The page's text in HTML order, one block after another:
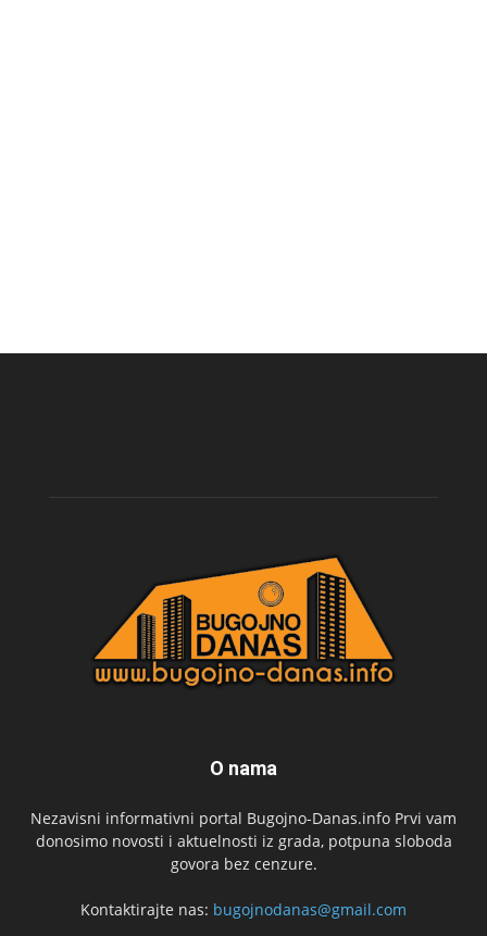
O nama
Nezavisni informativni portal Bugojno-Danas.info Prvi vam
donosimo novosti i aktuelnosti iz grada, potpuna sloboda
govora bez cenzure.
Kontaktirajte nas: bugojnodanas@gmail.com